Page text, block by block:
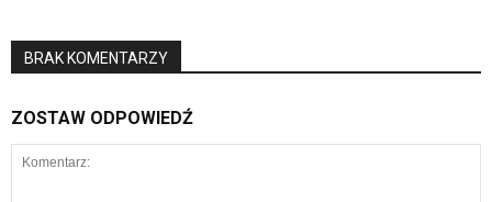
BRAK KOMENTARZY
ZOSTAW ODPOWIEDŹ